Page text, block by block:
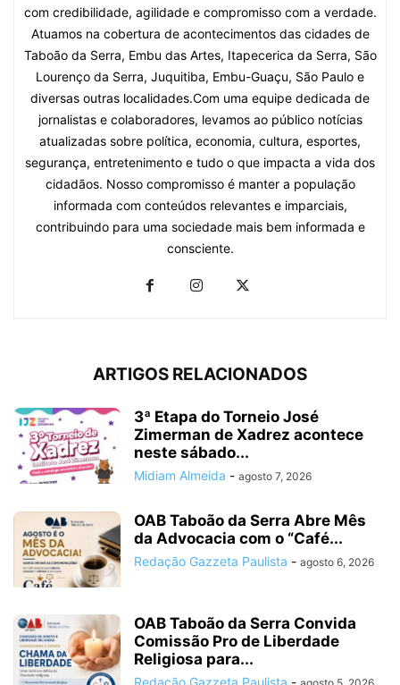
com credibilidade, agilidade e compromisso com a verdade.
Atuamos na cobertura de acontecimentos das cidades de
Taboão da Serra, Embu das Artes, Itapecerica da Serra, São
Lourenço da Serra, Juquitiba, Embu-Guaçu, São Paulo e
diversas outras localidades.Com uma equipe dedicada de
jornalistas e colaboradores, levamos ao público notícias
atualizadas sobre política, economia, cultura, esportes,
segurança, entretenimento e tudo o que impacta a vida dos
cidadãos. Nosso compromisso é manter a população
informada com conteúdos relevantes e imparciais,
contribuindo para uma sociedade mais bem informada e
consciente.
ARTIGOS RELACIONADOS
3ª Etapa do Torneio José
Zimerman de Xadrez acontece
neste sábado...
Midiam Almeida - agosto 7, 2026
OAB Taboão da Serra Abre Mês
da Advocacia com o “Café...
Redação Gazzeta Paulista - agosto 6, 2026
OAB Taboão da Serra Convida
Comissão Pro de Liberdade
Religiosa para...